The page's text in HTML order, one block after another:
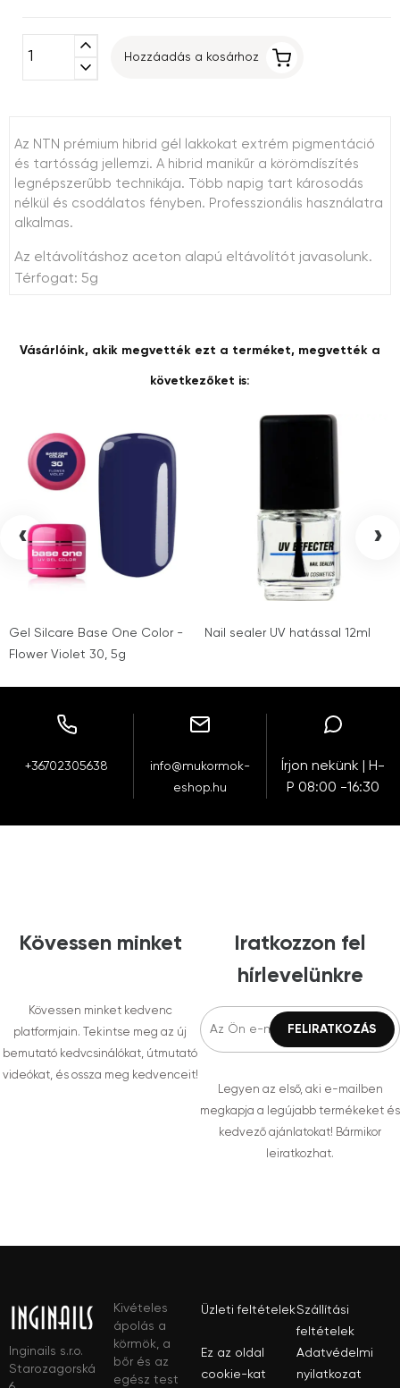
expand_less
expand_more
Hozzáadás a kosárhoz
Az NTN prémium hibrid gél lakkokat extrém pigmentáció
és tartósság jellemzi. A hibrid manikűr a körömdíszítés
legnépszerűbb technikája. Több napig tart károsodás
nélkül és csodálatos fényben. Professzionális használatra
alkalmas.
Az eltávolításhoz aceton alapú eltávolítót javasolunk.
Térfogat: 5g
Vásárlóink, akik megvették ezt a terméket, megvették a
következőket is:
Gel Silcare Base One Color -
Flower Violet 30, 5g
Nail sealer UV hatással 12ml
‹ ›
+36702305638
info@mukormok-
eshop.hu
Írjon nekünk | H-
P 08:00 -16:30
Kövessen minket
Kövessen minket kedvenc
platformjain. Tekintse meg az új
bemutató kedvcsinálókat, útmutató
videókat, és ossza meg kedvenceit!
Iratkozzon fel
hírlevelünkre
Legyen az első, aki e-mailben
megkapja a legújabb termékeket és
kedvező ajánlatokat! Bármikor
leiratkozhat.
Inginails s.r.o.
Starozagorská
Kivételes
ápolás a
körmök, a
bőr és az
egész test
Üzleti feltételekSzállítási
feltételek
Ez az oldal
cookie-kat
Adatvédelmi
nyilatkozat